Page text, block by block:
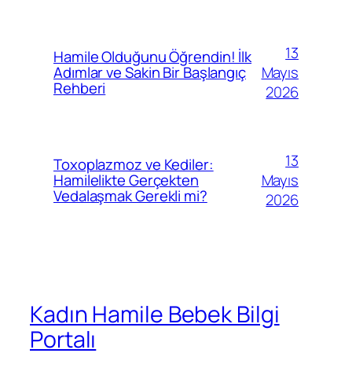
Hamile Olduğunu Öğrendin! İlk
Adımlar ve Sakin Bir Başlangıç
Rehberi
13
Mayıs
2026
Toxoplazmoz ve Kediler:
Hamilelikte Gerçekten
Vedalaşmak Gerekli mi?
13
Mayıs
2026
Kadın Hamile Bebek Bilgi
Portalı